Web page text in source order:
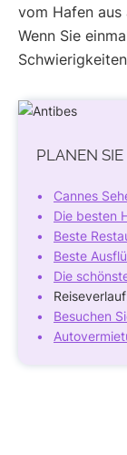
vom Hafen aus
Wenn Sie
PLANEN SIE
Cannes
Die besten
Beste
Beste
Die
Besuchen